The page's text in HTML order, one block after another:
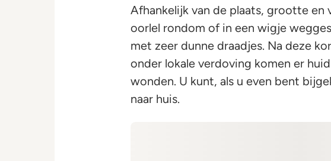
Afhankelijk van de plaats, grootte
oorlel rondom of in een wigje
met zeer dunne draadjes. Na deze
onder lokale verdoving komen er
wonden. U kunt, als u even bent
naar huis.